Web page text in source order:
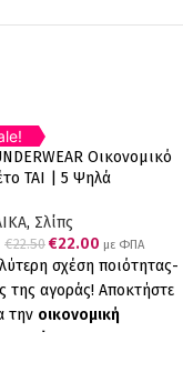
%
€0.50
Οικονομικό
TAI | 5 Ψηλά
, Σλίπς
€22.50 €22.00 με ΦΠΑ
σχέση ποιότητας-
της αγοράς! Αποκτήστε
την οικονομική